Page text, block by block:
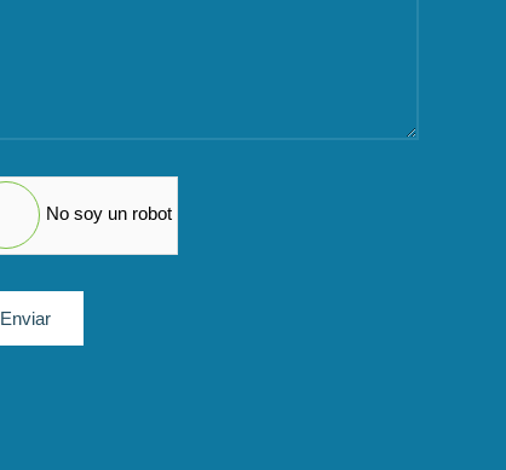
No soy un robot
Enviar